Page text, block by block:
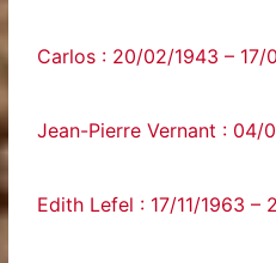
Carlos : 20/02/1943 – 17/
Jean-Pierre Vernant : 04/
Edith Lefel : 17/11/1963 –